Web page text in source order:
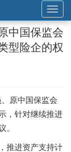
展
开
或
折
航
中国保监会
型险企的权
原中国保监会
，针对继续推进
。
推进资产支持计